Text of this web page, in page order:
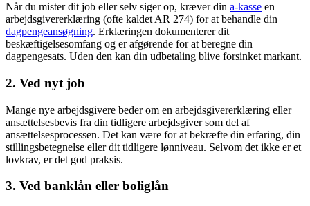
Når du mister dit job eller selv siger op, kræver din a-kasse en
arbejdsgivererklæring (ofte kaldet AR 274) for at behandle din
dagpengeansøgning. Erklæringen dokumenterer dit
beskæftigelsesomfang og er afgørende for at beregne din
dagpengesats. Uden den kan din udbetaling blive forsinket markant.
2. Ved nyt job
Mange nye arbejdsgivere beder om en arbejdsgivererklæring eller
ansættelsesbevis fra din tidligere arbejdsgiver som del af
ansættelsesprocessen. Det kan være for at bekræfte din erfaring, din
stillingsbetegnelse eller dit tidligere lønniveau. Selvom det ikke er et
lovkrav, er det god praksis.
3. Ved banklån eller boliglån